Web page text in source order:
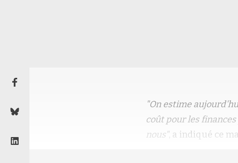
"On estime
coût pour les
nous", a indiqué ce